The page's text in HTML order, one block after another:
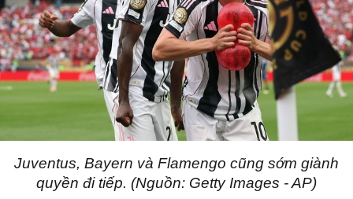
Juventus, Bayern và Flamengo cũng sớm giành
quyền đi tiếp. (Nguồn: Getty Images - AP)